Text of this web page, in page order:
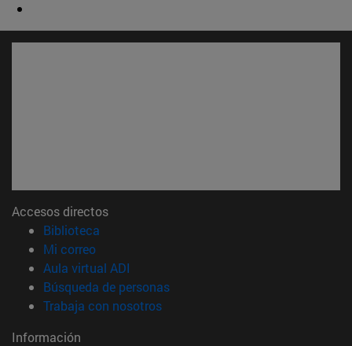
Accesos directos
Biblioteca
Mi correo(abre en nueva ventana)
Aula virtual ADI
Búsqueda de personas(abre en nueva ventana)
Trabaja con nosotros(abre en nueva ventana)
Información